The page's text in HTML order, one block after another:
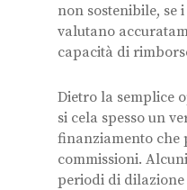
non sostenibile, se
valutano
capacità di
Dietro la semplice
si cela spesso un
finanziamento che
commissioni.
periodi di dilazione